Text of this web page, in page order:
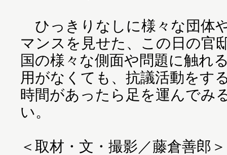
ひっきりなしに様々な団体
マンスを見せた、この日の官
国の様々な側面や問題に触れ
用がなくても、抗議活動をす
時間があったら足を運んでみ
い。
＜取材・文・撮影／藤倉善郎＞